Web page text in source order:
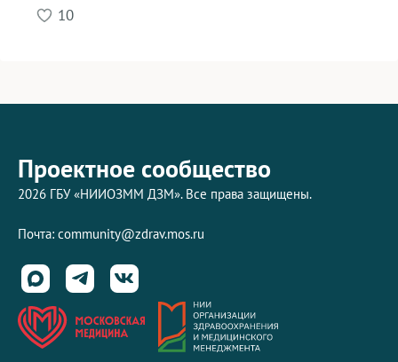
10
Проектное сообщество
2026 ГБУ «НИИОЗММ ДЗМ». Все права защищены.
Почта: community@zdrav.mos.ru